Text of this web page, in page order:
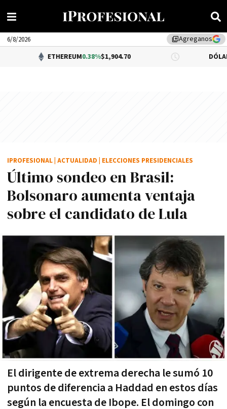
library_addAgreganos
6/8/2026
ETHEREUM0.38%$1,904.70 DÓLAR BNA 0.34%
Último sondeo en Brasil:
Bolsonaro aumenta ventaja
sobre el candidato de Lula
El dirigente de extrema derecha le sumó 10
puntos de diferencia a Haddad en estos días
según la encuesta de Ibope. El domingo con
IPROFESIONAL ACTUALIDAD ELECCIONES PRESIDENCIALES